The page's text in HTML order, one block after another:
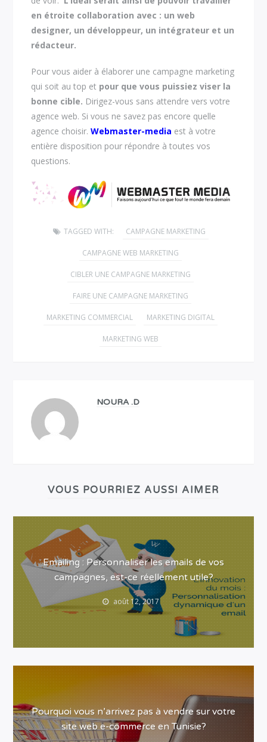
en étroite collaboration avec : un web
designer, un développeur, un intégrateur et un
rédacteur.
Pour vous aider à élaborer une campagne marketing
qui soit au top et pour que vous puissiez viser la
bonne cible. Dirigez-vous sans attendre vers votre
agence web. Si vous ne savez pas encore quelle
agence choisir.Webmaster-media est à votre
entière disposition pour répondre à toutes vos
questions.
TAGGED WITH: CAMPAGNE MARKETING
CAMPAGNE WEB MARKETING
CIBLER UNE CAMPAGNE MARKETING
FAIRE UNE CAMPAGNE MARKETING
MARKETING COMMERCIAL MARKETING DIGITAL
MARKETING WEB
NOURA .D
VOUS POURRIEZ AUSSI AIMER
Emailing : Personnaliser les emails de vos
campagnes, est-ce réellement utile?
août 12, 2017
Pourquoi vous n’arrivez pas à vendre sur votre
site web e-commerce en Tunisie?